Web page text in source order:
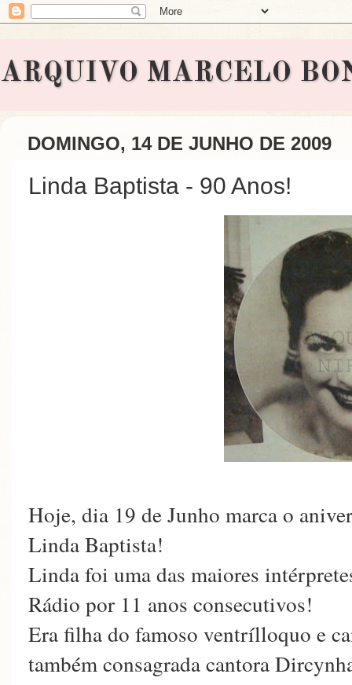
ARQUIVO MARCELO
DOMINGO, 14 DE JUNHO DE 2009
Linda Baptista - 90 Anos!
Hoje, dia 19 de Junho marca o
Linda Baptista!
Linda foi uma das maiores
Rádio por 11 anos consecutivos!
Era filha do famoso ventrílloquo e
também consagrada cantora